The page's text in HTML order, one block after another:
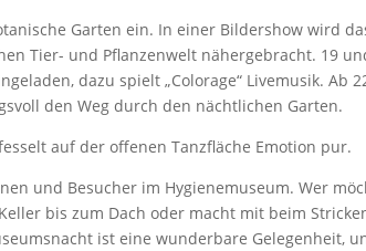
Garten ein. In einer Bildershow wird
Tier- und Pflanzenwelt nähergebracht. 19
dazu spielt „Colorage“ Livemusik. Ab
den Weg durch den nächtlichen Garten.
auf der offenen Tanzfläche Emotion pur.
und Besucher im Hygienemuseum. Wer
bis zum Dach oder macht mit beim
ist eine wunderbare Gelegenheit,